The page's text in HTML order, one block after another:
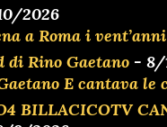
2026
a Roma i
di Rino Gaetano - 8/
E cantava le
BILLACICOTV